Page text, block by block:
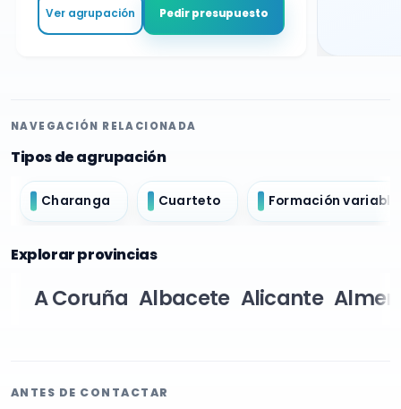
Ver agrupación Pedir presupuesto
NAVEGACIÓN RELACIONADA
Tipos de agrupación
Charanga Cuarteto Formación variable
Explorar provincias
A Coruña Albacete Alicante
ANTES DE CONTACTAR